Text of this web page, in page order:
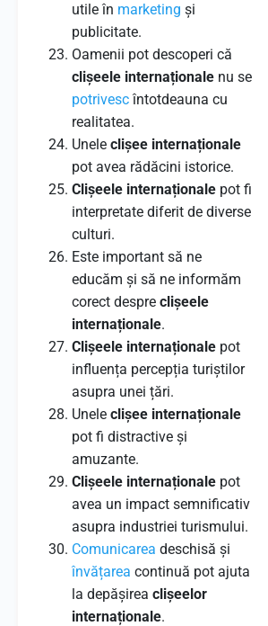
utile în marketing și
publicitate.
Oamenii pot descoperi că
clișeele internaționale nu se
potrivescîntotdeauna cu
realitatea.
Unele clișee internaționale
pot avea rădăcini istorice.
Clișeele internaționale pot fi
interpretate diferit de diverse
culturi.
Este important să ne
educăm și să ne informăm
corect despre clișeele
internaționale.
Clișeele internaționale pot
influența percepția turiștilor
asupra unei țări.
Unele clișee internaționale
pot fi distractive și
amuzante.
Clișeele internaționale pot
avea un impact semnificativ
asupra industriei turismului.
Comunicarea deschisă și
învățarea continuă pot ajuta
la depășirea clișeelor
internaționale.